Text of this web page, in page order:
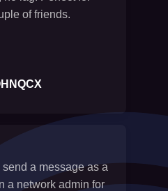
of friends.
a message as a
a network admin for